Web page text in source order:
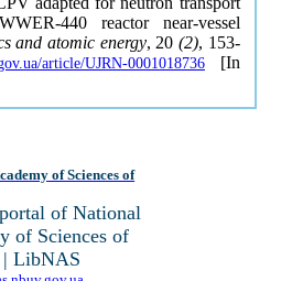
440 reactor near-vessel
and atomic energy, 20(2), 153-
article/UJRN-0001018736 [In
of Sciences of
of National
of Sciences of
LibNAS